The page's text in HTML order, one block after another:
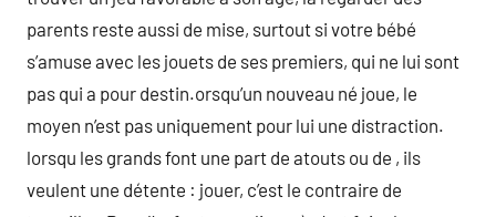
parents reste aussi de mise, surtout si votre bébé
s’amuse avec les jouets de ses premiers, qui ne lui sont
pas qui a pour destin.orsqu’un nouveau né joue, le
moyen n’est pas uniquement pour lui une distraction.
lorsqu les grands font une part de atouts ou de , ils
veulent une détente : jouer, c’est le contraire de